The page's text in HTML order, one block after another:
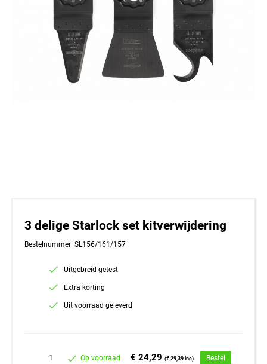
3 delige Starlock set kitverwijdering
Bestelnummer: SL156/161/157
Uitgebreid getest
Extra korting
Uit voorraad geleverd
1 Op voorraad € 24,29(€ 29,39 inc) Bestel